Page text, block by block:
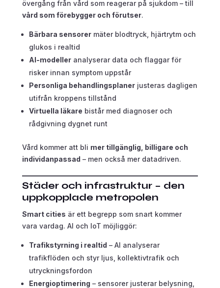
övergång från vård som reagerar på sjukdom – till
vård som förebygger och förutser.
Bärbara sensorermäter blodtryck, hjärtrytm och
glukos i realtid
AI-modelleranalyserar data och flaggar för
risker innan symptom uppstår
Personliga behandlingsplanerjusteras dagligen
utifrån kroppens tillstånd
Virtuella läkare bistår med diagnoser och
rådgivning dygnet runt
Vård kommer att bli mer tillgänglig, billigare och
individanpassad – men också mer datadriven.
Städer och infrastruktur – den
uppkopplade metropolen
Smart cities är ett begrepp som snart kommer
vara vardag. AI och IoT möjliggör:
Trafikstyrning i realtid – AI analyserar
trafikflöden och styr ljus, kollektivtrafik och
utryckningsfordon
Energioptimering – sensorer justerar belysning,